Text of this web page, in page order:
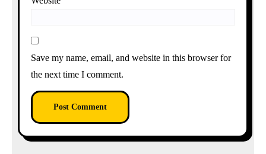
Save my name, email, and website in this browser for
the next time I comment.